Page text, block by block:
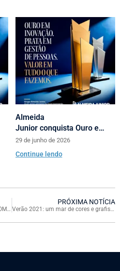
Almeida
Junior conquista Ouro e
Prata no Prêmio Abrasce
29 de junho de 2026
Continue lendo
6 DICAS PARA ECONOMIZAR NA COMPRA DO MATERIAL ESCOLAR
PRÓXIMA NOTÍCIA
Verão 2021: um mar de cores e grafismos